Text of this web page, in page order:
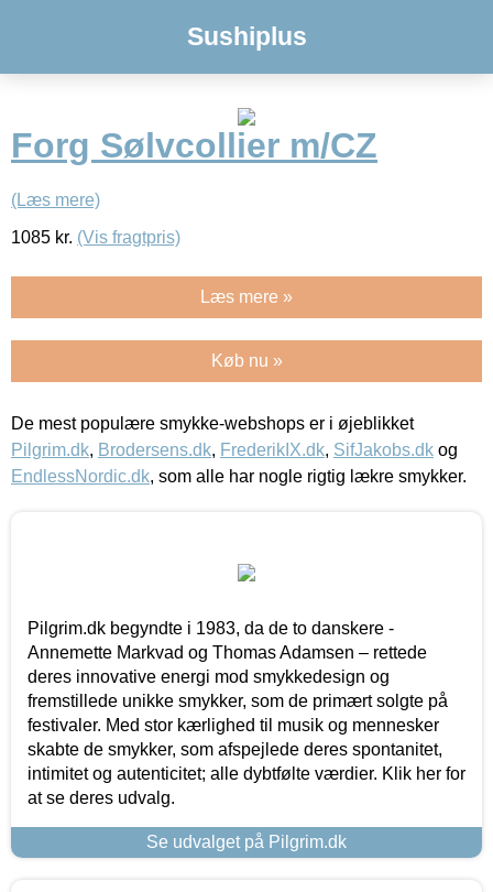
Sushiplus
Forg Sølvcollier m/CZ
(Læs mere)
1085 kr. (Vis fragtpris)
Læs mere »
Køb nu »
De mest populære smykke-webshops er i øjeblikket
Pilgrim.dk, Brodersens.dk, FrederikIX.dk, SifJakobs.dk og
EndlessNordic.dk, som alle har nogle rigtig lækre smykker.
Pilgrim.dk begyndte i 1983, da de to danskere -
Annemette Markvad og Thomas Adamsen – rettede
deres innovative energi mod smykkedesign og
fremstillede unikke smykker, som de primært solgte på
festivaler. Med stor kærlighed til musik og mennesker
skabte de smykker, som afspejlede deres spontanitet,
intimitet og autenticitet; alle dybtfølte værdier. Klik her for
at se deres udvalg.
Se udvalget på Pilgrim.dk